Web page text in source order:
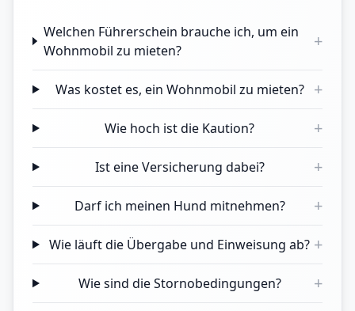
Welchen Führerschein brauche ich, um ein
Wohnmobil zu mieten?
+
Was kostet es, ein Wohnmobil zu mieten? +
Wie hoch ist die Kaution? +
Ist eine Versicherung dabei? +
Darf ich meinen Hund mitnehmen? +
Wie läuft die Übergabe und Einweisung ab? +
Wie sind die Stornobedingungen? +